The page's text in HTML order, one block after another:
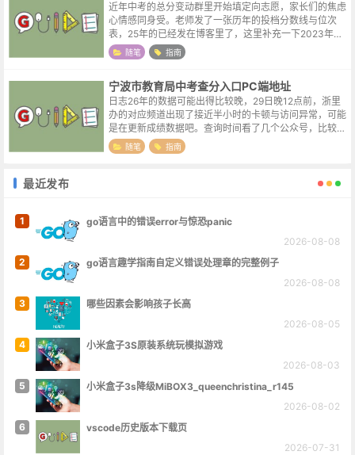
近年中考的总分变动群里开始填定向志愿，家长们的焦虑
心情感同身受。老师发了一张历年的投档分数线与位次
表，25年的已经发在博客里了，这里补充一下2023年与
2024年的。因为2026年宁波的中考总分为660，与前两
年相同，23年的数据其实...
随笔 指南
宁波市教育局中考查分入口PC端地址
日志26年的数据可能出得比较晚，29日晚12点前，浙里
办的对应频道出现了接近半小时的卡顿与访问异常，可能
是在更新成绩数据吧。查询时间看了几个公众号，比较统
一的说法是30日下午2点，希望查分网站到时候能坚挺一
点。查分方式浙里办APP -...
随笔 指南
最近发布
1
go语言中的错误error与惊恐panic
2026-08-08
2
go语言趣学指南自定义错误处理章的完整例子
2026-08-08
3
哪些因素会影响孩子长高
2026-08-05
4
小米盒子3S原装系统玩模拟游戏
2026-08-03
5
小米盒子3s降级MiBOX3_queenchristina_r145
2026-08-02
6
vscode历史版本下载页
2026-07-31